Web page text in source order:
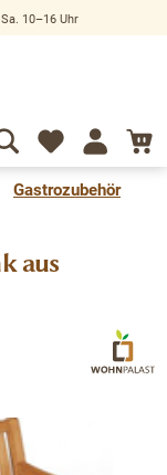
10–16 Uhr
Gastrozubehör
aus